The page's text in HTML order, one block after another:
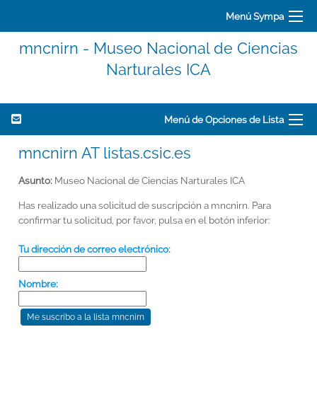
Menú Sympa
mncnirn - Museo Nacional de Ciencias
Narturales ICA
Menú de Opciones de Lista
mncnirn AT listas.csic.es
Asunto: Museo Nacional de Ciencias Narturales ICA
Has realizado una solicitud de suscripción a mncnirn. Para
confirmar tu solicitud, por favor, pulsa en el botón inferior:
Tu dirección de correo electrónico:
Nombre: